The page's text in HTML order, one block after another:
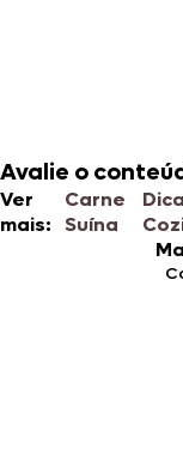
Avalie o
Ver
mais:
Carne
Suína